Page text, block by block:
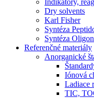
Indikátory,
Dry solvents
Karl Fisher
Syntéza
Syntéza
Referenčné materiály
Anorganické
Iónová
Ladiace
TIC,